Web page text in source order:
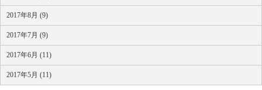
2017年8月 (9)
2017年7月 (9)
2017年6月 (11)
2017年5月 (11)